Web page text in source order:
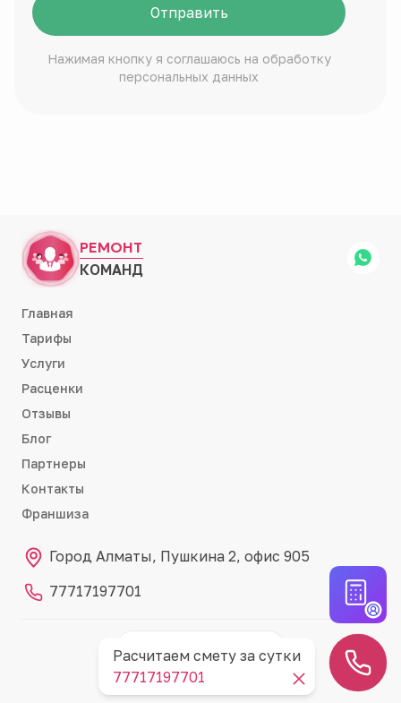
Отправить
Нажимая кнопку я соглашаюсь на обработку
персональных данных
Расчитаем смету за сутки
77717197701
РЕМОНТ
КОМАНД
Главная
Тарифы
Услуги
Расценки
Отзывы
Блог
Партнеры
Контакты
Франшиза
Город Алматы, Пушкина 2, офис 905
77717197701